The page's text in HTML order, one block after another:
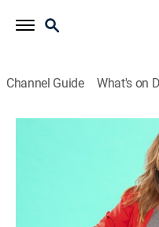
Channel Guide What's on
Cortá por Lozano
Newsmagazine,
Se analizan los temas